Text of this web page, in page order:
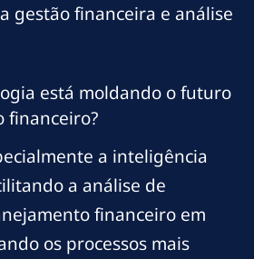
gestão financeira e análise
está moldando o futuro
financeiro?
a inteligência
a análise de
financeiro em
os processos mais